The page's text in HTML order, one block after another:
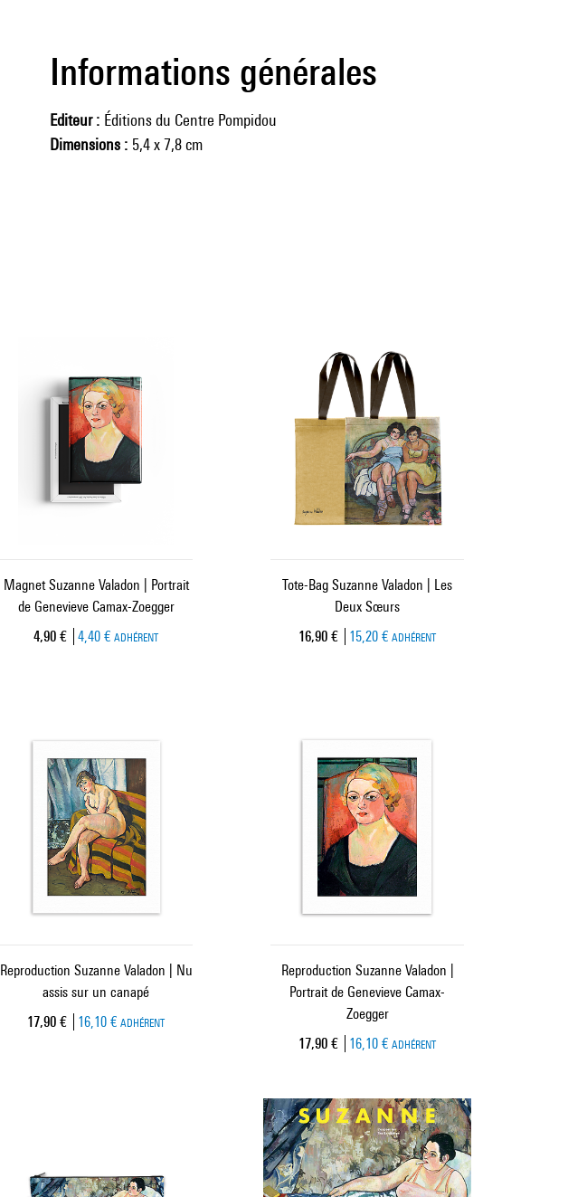
Informations générales
Editeur
Éditions du Centre Pompidou
Dimensions
5,4 x 7,8 cm
Magnet Suzanne Valadon | Portrait
de Genevieve Camax-Zoegger
Prix ​​actuel
4,90 € 4,40 € ADHÉRENT
Tote-Bag Suzanne Valadon | Les
Deux Sœurs
Prix ​​actuel
16,90 € 15,20 € ADHÉRENT
Reproduction Suzanne Valadon | Nu
assis sur un canapé
Prix ​​actuel
17,90 € 16,10 € ADHÉRENT
Reproduction Suzanne Valadon |
Portrait de Genevieve Camax-
Zoegger
Prix ​​actuel
17,90 € 16,10 € ADHÉRENT